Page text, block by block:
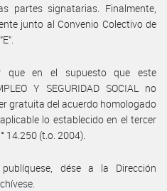
partes signatarias. Finalmente,
junto al Convenio Colectivo de
que en el supuesto que este
Y SEGURIDAD SOCIAL no
gratuita del acuerdo homologado
lo establecido en el tercer
14.250 (t.o. 2004).
publíquese, dése a la Dirección